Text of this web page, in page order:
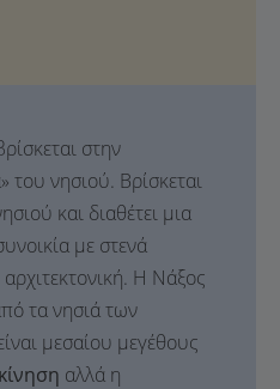
στην
νησιού. Βρίσκεται
και διαθέτει μια
με στενά
Η Νάξος
τα νησιά των
μεσαίου μεγέθους
αλλά η